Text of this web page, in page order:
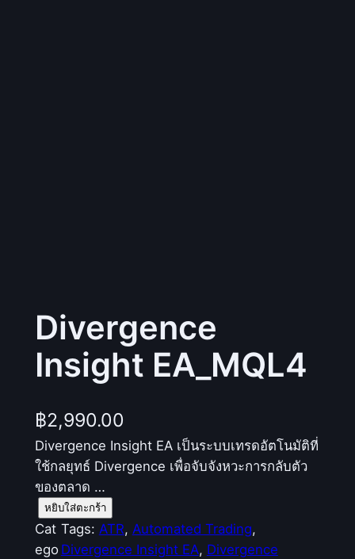
Divergence
Insight EA_MQL4
฿2,990.00
Divergence Insight EA เป็นระบบเทรดอัตโนมัติที่
ใช้กลยุทธ์ Divergence เพื่อจับจังหวะการกลับตัว
ของตลาด …
จำ
น
ว
หยิบใส่ตะกร้า
Cat
ego
Tags: ATR, Automated Trading
Divergence Insight EA, Divergence